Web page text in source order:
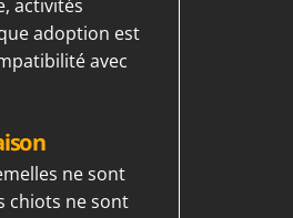
activités
adoption est
avec
ne sont
chiots ne sont